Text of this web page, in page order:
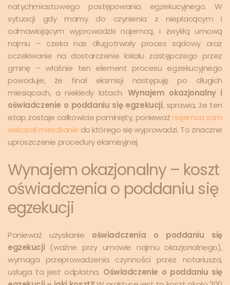
natychmiastowego postępowania egzekucyjnego. W
sytuacji gdy mamy do czynienia z niepłacącym i
odmawiającym wyprowadzki najemcą, i zwykłą umową
najmu – czeka nas długotrwały proces sądowy oraz
oczekiwanie na dostarczenie lokalu zastępczego przez
gminę – właśnie ten element procesu egzekucyjnego
powoduje, że finał eksmisji następuję po długich
miesiącach, a niekiedy latach. Wynajem okazjonalny i
oświadczenie o poddaniu się egzekucji, sprawia, że ten
etap zostaje całkowicie pominięty, ponieważnajemca sam
wskazał mieszkanie do którego się wyprowadzi. To znaczne
uproszczenie procedury eksmisyjnej.
Wynajem okazjonalny – koszt
oświadczenia o poddaniu się
egzekucji
Ponieważ uzyskanie oświadczenia o poddaniu się
egzekucji (ważne przy umowie najmu okazjonalnego),
wymaga przeprowadzenia czynności przez notariusza,
usługa ta jest odpłatna. Oświadczenie o poddaniu się